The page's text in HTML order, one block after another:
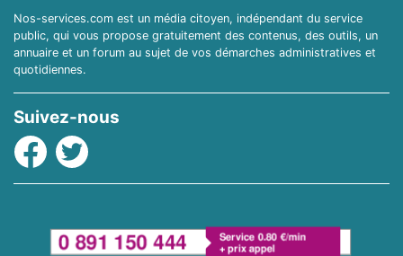
Nos-services.com est un média citoyen, indépendant du service
public, qui vous propose gratuitement des contenus, des outils, un
annuaire et un forum au sujet de vos démarches administratives et
quotidiennes.
Suivez-nous
Facebook
Twitter